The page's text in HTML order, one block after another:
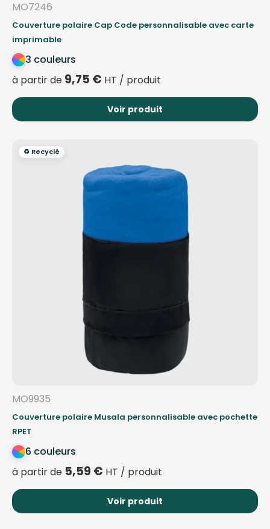
MO7246
Couverture polaire Cap Code personnalisable avec carte
imprimable
3 couleurs
à partir de 9,75 € HT / produit
Voir produit
♻️ Recyclé
MO9935
Couverture polaire Musala personnalisable avec pochette
RPET
6 couleurs
à partir de 5,59 € HT / produit
Voir produit